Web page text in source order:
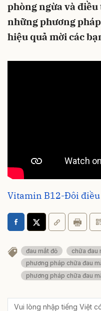
phòng ngừa và
những phương
hiệu quả mời các
Vitamin B12-Đôi
đau mắt đỏ
chữa đau
phương pháp chữa đau
phương pháp chữa đau